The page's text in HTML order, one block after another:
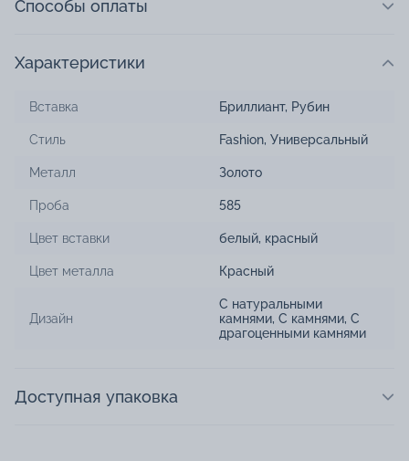
Способы оплаты
Характеристики
Вставка Бриллиант, Рубин
Стиль Fashion, Универсальный
Металл Золото
Проба 585
Цвет вставки белый, красный
Цвет металла Красный
Дизайн
С натуральными
камнями, С камнями, С
драгоценными камнями
Доступная упаковка